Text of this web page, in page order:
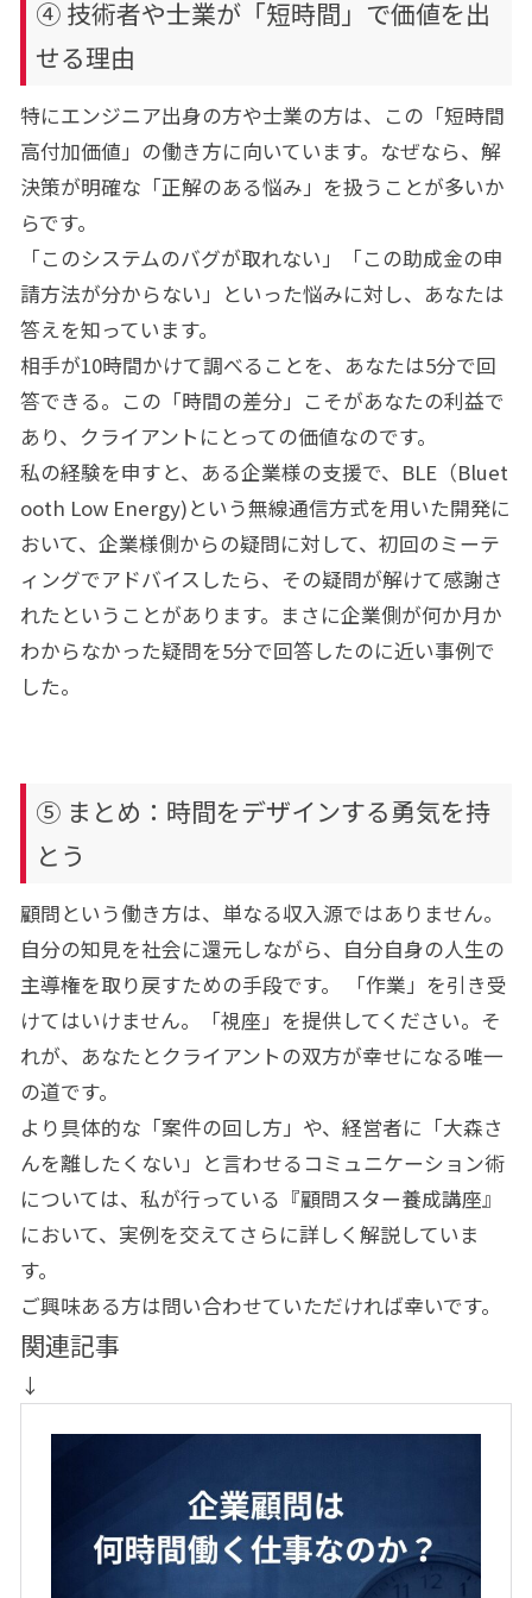
④ 技術者や士業が「短時間」で価値を出
せる理由
特にエンジニア出身の方や士業の方は、この「短時間
高付加価値」の働き方に向いています。なぜなら、解
決策が明確な「正解のある悩み」を扱うことが多いか
らです。
「このシステムのバグが取れない」「この助成金の申
請方法が分からない」といった悩みに対し、あなたは
答えを知っています。
相手が10時間かけて調べることを、あなたは5分で回
答できる。この「時間の差分」こそがあなたの利益で
あり、クライアントにとっての価値なのです。
私の経験を申すと、ある企業様の支援で、BLE（Bluet
ooth Low Energy)という無線通信方式を用いた開発に
おいて、企業様側からの疑問に対して、初回のミーテ
ィングでアドバイスしたら、その疑問が解けて感謝さ
れたということがあります。まさに企業側が何か月か
わからなかった疑問を5分で回答したのに近い事例で
した。
⑤ まとめ：時間をデザインする勇気を持
とう
顧問という働き方は、単なる収入源ではありません。
自分の知見を社会に還元しながら、自分自身の人生の
主導権を取り戻すための手段です。 「作業」を引き受
けてはいけません。「視座」を提供してください。そ
れが、あなたとクライアントの双方が幸せになる唯一
の道です。
より具体的な「案件の回し方」や、経営者に「大森さ
んを離したくない」と言わせるコミュニケーション術
については、私が行っている『顧問スター養成講座』
において、実例を交えてさらに詳しく解説していま
す。
ご興味ある方は問い合わせていただければ幸いです。
関連記事
↓